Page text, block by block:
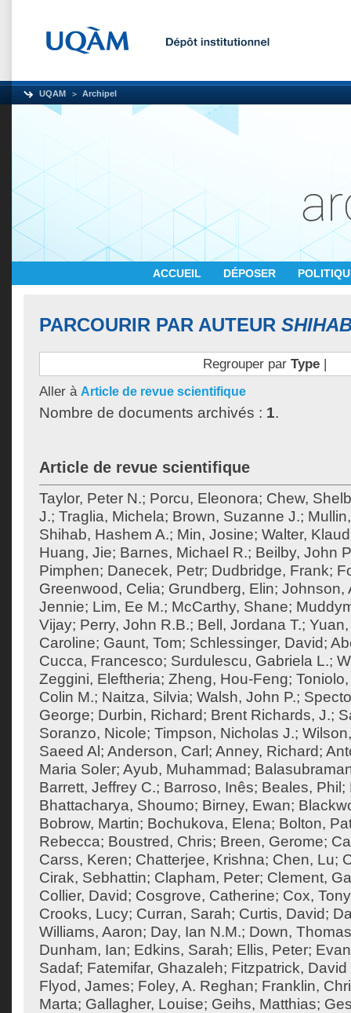
UQAM Archipel
ACCUEIL DÉPOSER
PARCOURIR PAR AUTEUR
Regrouper par Type|
Aller à Article de revue scientifique
Nombre de documents archivés : 1.
Article de revue scientifique
Taylor, Peter N.; Porcu, Eleonora; Chew,
J.; Traglia, Michela; Brown, Suzanne J.;
Shihab, Hashem A.; Min, Josine; Walter,
Huang, Jie; Barnes, Michael R.; Beilby, John
Pimphen; Danecek, Petr; Dudbridge, Frank;
Greenwood, Celia; Grundberg, Elin; Johnson,
Jennie; Lim, Ee M.; McCarthy, Shane;
Vijay; Perry, John R.B.; Bell, Jordana T.;
Caroline; Gaunt, Tom; Schlessinger, David;
Cucca, Francesco; Surdulescu, Gabriela L.;
Zeggini, Eleftheria; Zheng, Hou-Feng;
Colin M.; Naitza, Silvia; Walsh, John P.;
George; Durbin, Richard; Brent Richards, J.;
Soranzo, Nicole; Timpson, Nicholas J.;
Saeed Al ; Anderson, Carl ; Anney, Richard;
Maria Soler; Ayub, Muhammad;
Barrett, Jeffrey C.; Barroso, Inês; Beales, Phil ;
Bhattacharya, Shoumo; Birney, Ewan;
Bobrow, Martin; Bochukova, Elena; Bolton,
Rebecca; Boustred, Chris; Breen, Gerome;
Carss, Keren; Chatterjee, Krishna; Chen, Lu;
Cirak, Sebhattin; Clapham, Peter; Clement,
Collier, David; Cosgrove, Catherine; Cox, Tony
Crooks, Lucy; Curran, Sarah; Curtis, David;
Williams, Aaron; Day, Ian N.M.; Down, Thomas
Dunham, Ian; Edkins, Sarah; Ellis, Peter;
Sadaf; Fatemifar, Ghazaleh; Fitzpatrick, David
Flyod, James; Foley, A. Reghan; Franklin,
Marta; Gallagher, Louise; Geihs, Matthias;